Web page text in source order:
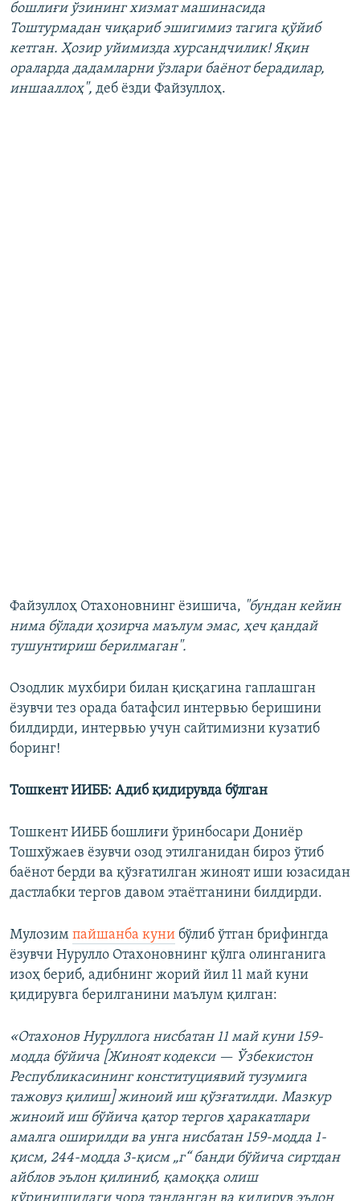
бошлиғи ўзининг хизмат машинасида
Тоштурмадан чиқариб эшигимиз тагига қўйиб
кетган. Ҳозир уйимизда хурсандчилик! Яқин
ораларда дадамларни ўзлари баёнот берадилар,
иншааллоҳ", деб ёзди Файзуллоҳ.
Файзуллоҳ Отахоновнинг ёзишича, "бундан кейин
нима бўлади ҳозирча маълум эмас, ҳеч қандай
тушунтириш берилмаган".
Озодлик мухбири билан қисқагина гаплашган
ёзувчи тез орада батафсил интервью беришини
билдирди, интервью учун ​сайтимизни кузатиб
боринг!
Тошкент ИИББ: Адиб қидирувда бўлган
Тошкент ИИББ бошлиғи ўринбосари Дониёр
Тошхўжаев ёзувчи озод этилганидан бироз ўтиб
баёнот берди ва қўзғатилган жиноят иши юзасидан
дастлабки тергов давом этаётганини билдирди.
Мулозим пайшанба куни бўлиб ўтган брифингда
ёзувчи Нурулло Отахоновнинг қўлга олинганига
изоҳ бериб, адибнинг жорий йил 11 май куни
қидирувга берилганини маълум қилган:
«Отахонов Нуруллога нисбатан 11 май куни 159-
модда бўйича [Жиноят кодекси — Ўзбекистон
Республикасининг конституциявий тузумига
тажовуз қилиш] жиноий иш қўзғатилди. Мазкур
жиноий иш бўйича қатор тергов ҳаракатлари
амалга оширилди ва унга нисбатан 159-модда 1-
қисм, 244-модда 3-қисм „г“ банди бўйича сиртдан
айблов эълон қилиниб, қамоққа олиш